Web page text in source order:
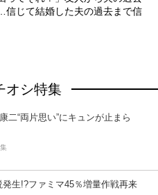
信じて結婚した夫の過去まで信
オシ特集
二“両片思い”にキュンが止まら
生!?ファミマ45％増量作戦再来